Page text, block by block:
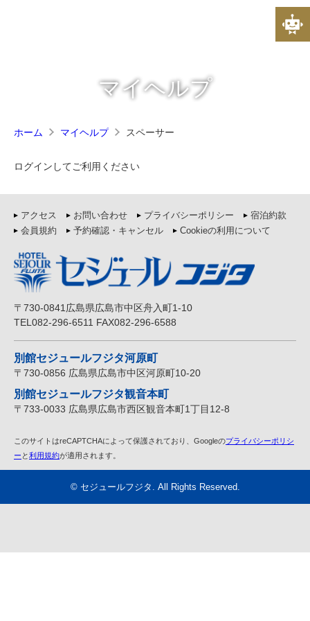
マイヘルプ
ホーム マイヘルプ スペーサー
ログインしてご利用ください
アクセス お問い合わせ プライバシーポリシー
宿泊約款
会員規約
予約確認・キャンセル Cookieの利用について
〒730-0841広島県広島市中区舟入町1-10
TEL082-296-6511 FAX082-296-6588
別館セジュールフジタ河原町
〒730-0856 広島県広島市中区河原町10-20
別館セジュールフジタ観音本町
〒733-0033 広島県広島市西区観音本町1丁目12-8
このサイトはreCAPTCHAによって保護されており、Googleのプライバシーポリシ
ー と利用規約が適用されます。
© セジュールフジタ . All Rights Reserved.